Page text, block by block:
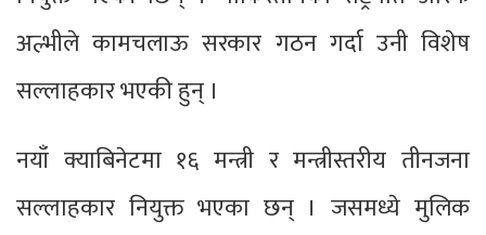
अल्भीले कामचलाऊ सरकार गठन गर्दा उनी विशेष
सल्लाहकार भएकी हुन् ।
नयाँ क्याबिनेटमा १६ मन्त्री र मन्त्रीस्तरीय तीनजना
सल्लाहकार नियुक्त भएका छन् । जसमध्ये मुलिक